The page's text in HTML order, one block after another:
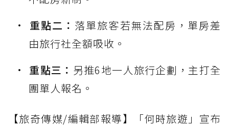
重點二： 落單旅客若無法配房，單房差
由旅行社全額吸收。
重點三： 另推6地一人旅行企劃，主打全
團單人報名。
【旅奇傳媒/編輯部報導】「何時旅遊」宣布